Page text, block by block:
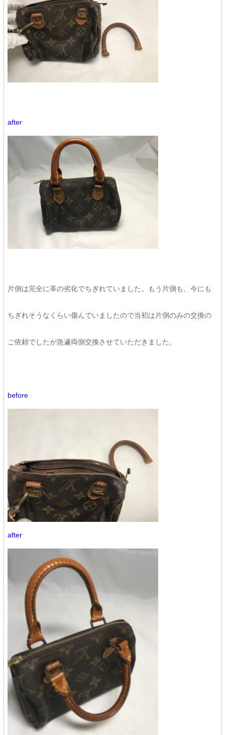
after
片側は完全に革の劣化でちぎれていました。もう片側も、今にも
ちぎれそうなくらい傷んでいましたので当初は片側のみの交換の
ご依頼でしたが急遽両側交換させていただきました。
before
after